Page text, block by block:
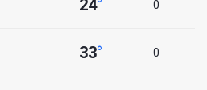
24° 0
33° 0